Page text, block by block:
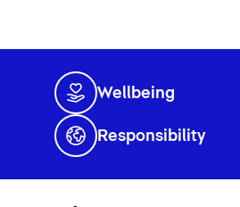
Wellbeing
Responsibility